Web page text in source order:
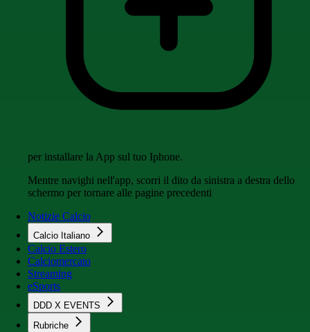
per installare la App sul tuo Iphone.
Mentre navighi nell'app, scorri il dito da sinistra a destra dello
schermo per tornare alle pagine precedenti
Notizie Calcio
Calcio Italiano
Calcio Estero
Calciomercato
Streaming
eSports
DDD X EVENTS
Rubriche